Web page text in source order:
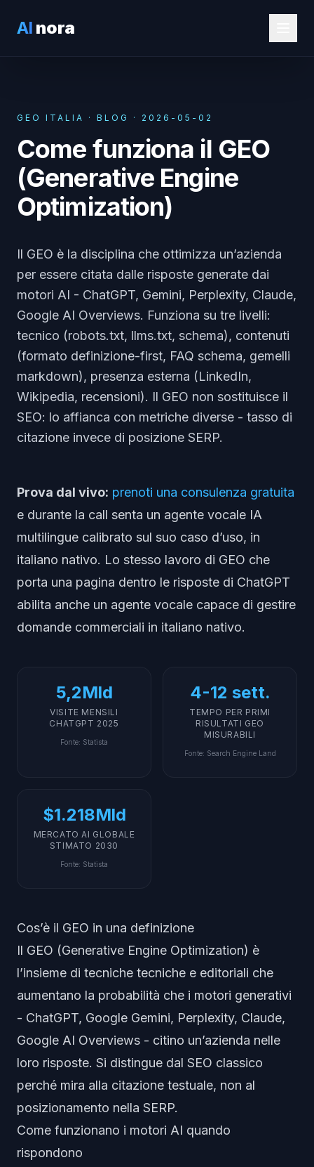
AI nora
GEO ITALIA · BLOG · 2026-05-02
Come funziona il GEO
(Generative Engine
Optimization)
Il GEO è la disciplina che ottimizza un’azienda
per essere citata dalle risposte generate dai
motori AI - ChatGPT, Gemini, Perplexity, Claude,
Google AI Overviews. Funziona su tre livelli:
tecnico (robots.txt, llms.txt, schema), contenuti
(formato definizione-first, FAQ schema, gemelli
markdown), presenza esterna (LinkedIn,
Wikipedia, recensioni). Il GEO non sostituisce il
SEO: lo affianca con metriche diverse - tasso di
citazione invece di posizione SERP.
Prova dal vivo: prenoti una consulenza gratuita
e durante la call senta un agente vocale IA
multilingue calibrato sul suo caso d’uso, in
italiano nativo. Lo stesso lavoro di GEO che
porta una pagina dentro le risposte di ChatGPT
abilita anche un agente vocale capace di gestire
domande commerciali in italiano nativo.
5,2Mld
VISITE MENSILI
CHATGPT 2025
Fonte: Statista
4-12 sett.
TEMPO PER PRIMI
RISULTATI GEO
MISURABILI
Fonte: Search Engine Land
$1.218Mld
MERCATO AI GLOBALE
STIMATO 2030
Fonte: Statista
Cos’è il GEO in una definizione
Il GEO (Generative Engine Optimization) è
l’insieme di tecniche tecniche e editoriali che
aumentano la probabilità che i motori generativi
- ChatGPT, Google Gemini, Perplexity, Claude,
Google AI Overviews - citino un’azienda nelle
loro risposte. Si distingue dal SEO classico
perché mira alla citazione testuale, non al
posizionamento nella SERP.
Come funzionano i motori AI quando
rispondono